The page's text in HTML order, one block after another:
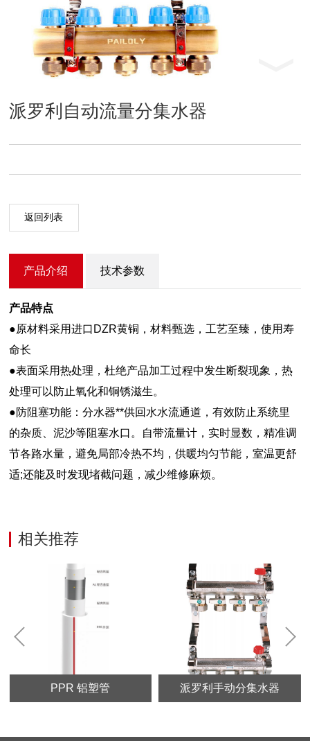
派罗利自动流量分集水器
返回列表
产品介绍 技术参数
产品特点
●原材料采用进口DZR黄铜，材料甄选，工艺至臻，使用寿
命长
●表面采用热处理，杜绝产品加工过程中发生断裂现象，热
处理可以防止氧化和铜锈滋生。
●防阻塞功能：分水器**供回水水流通道，有效防止系统里
的杂质、泥沙等阻塞水口。自带流量计，实时显数，精准调
节各路水量，避免局部冷热不均，供暖均匀节能，室温更舒
适;还能及时发现堵截问题，减少维修麻烦。
相关推荐
PPR 铝塑管 派罗利手动分集水器
Next